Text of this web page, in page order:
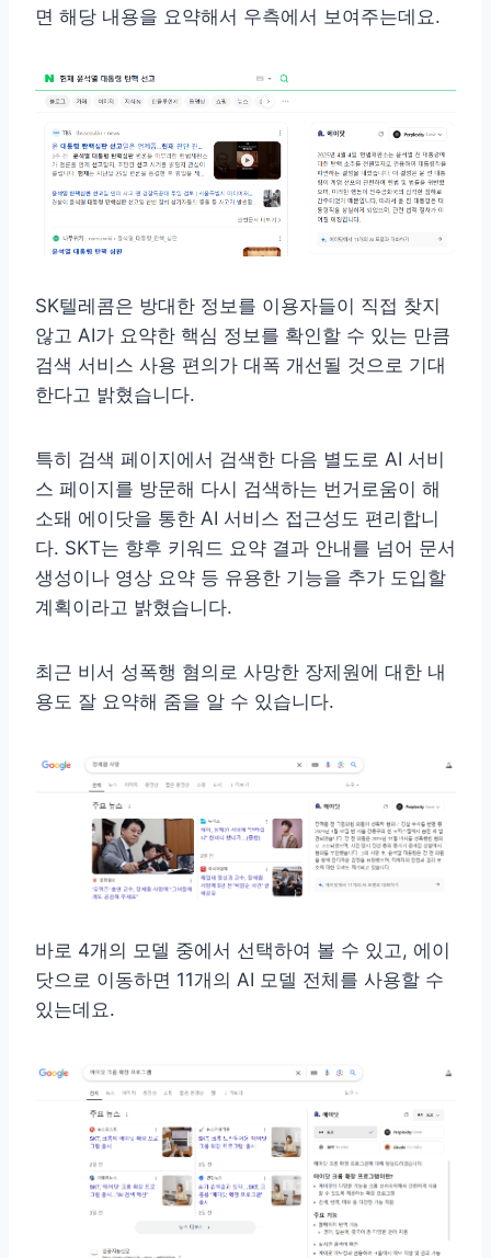
면 해당 내용을 요약해서 우측에서 보여주는데요.
SK텔레콤은 방대한 정보를 이용자들이 직접 찾지
않고 AI가 요약한 핵심 정보를 확인할 수 있는 만큼
검색 서비스 사용 편의가 대폭 개선될 것으로 기대
한다고 밝혔습니다.
특히 검색 페이지에서 검색한 다음 별도로 AI 서비
스 페이지를 방문해 다시 검색하는 번거로움이 해
소돼 에이닷을 통한 AI 서비스 접근성도 편리합니
다. SKT는 향후 키워드 요약 결과 안내를 넘어 문서
생성이나 영상 요약 등 유용한 기능을 추가 도입할
계획이라고 밝혔습니다.
최근 비서 성폭행 혐의로 사망한 장제원에 대한 내
용도 잘 요약해 줌을 알 수 있습니다.
바로 4개의 모델 중에서 선택하여 볼 수 있고, 에이
닷으로 이동하면 11개의 AI 모델 전체를 사용할 수
있는데요.